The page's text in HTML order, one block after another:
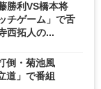
勝利VS橋本将
チゲーム」で舌
西拓人の...
倒・菊池風
道」で番組